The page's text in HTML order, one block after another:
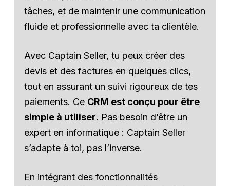
tâches, et de maintenir une communication
fluide et professionnelle avec ta clientèle.
Avec Captain Seller, tu peux créer des
devis et des factures en quelques clics,
tout en assurant un suivi rigoureux de tes
paiements. Ce CRM est conçu pour être
simple à utiliser. Pas besoin d’être un
expert en informatique : Captain Seller
s’adapte à toi, pas l’inverse.
En intégrant des fonctionnalités